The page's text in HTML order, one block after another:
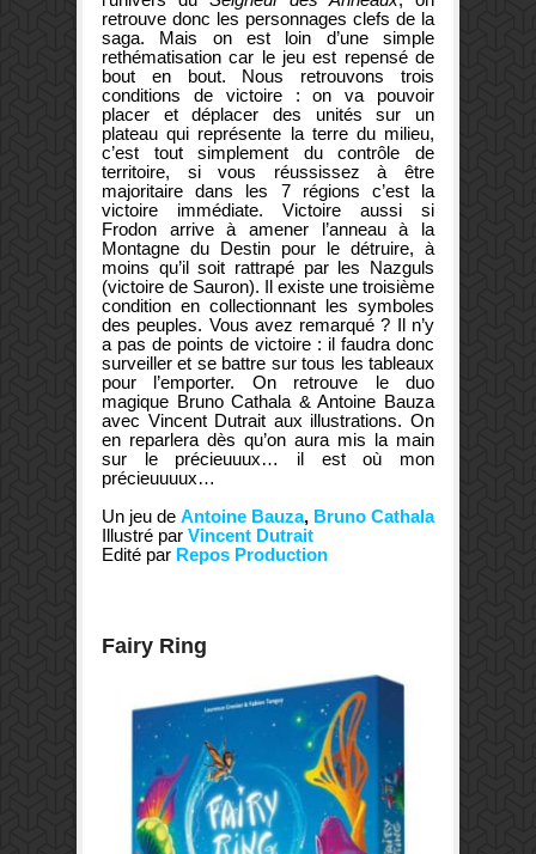
retrouve donc les personnages clefs de la
saga. Mais on est loin d’une simple
rethématisation car le jeu est repensé de
bout en bout. Nous retrouvons trois
conditions de victoire : on va pouvoir
placer et déplacer des unités sur un
plateau qui représente la terre du milieu,
c’est tout simplement du contrôle de
territoire, si vous réussissez à être
majoritaire dans les 7 régions c’est la
victoire immédiate. Victoire aussi si
Frodon arrive à amener l’anneau à la
Montagne du Destin pour le détruire, à
moins qu’il soit rattrapé par les Nazguls
(victoire de Sauron). Il existe une troisième
condition en collectionnant les symboles
des peuples. Vous avez remarqué ? Il n’y
a pas de points de victoire : il faudra donc
surveiller et se battre sur tous les tableaux
pour l’emporter. On retrouve le duo
magique Bruno Cathala & Antoine Bauza
avec Vincent Dutrait aux illustrations. On
en reparlera dès qu’on aura mis la main
sur le précieuuux… il est où mon
précieuuuux…
Un jeu de Antoine Bauza, Bruno Cathala
Illustré par Vincent Dutrait
Edité par Repos Production
Fairy Ring